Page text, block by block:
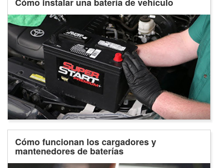
Cómo funcionan los cargadores y
mantenedores de baterías